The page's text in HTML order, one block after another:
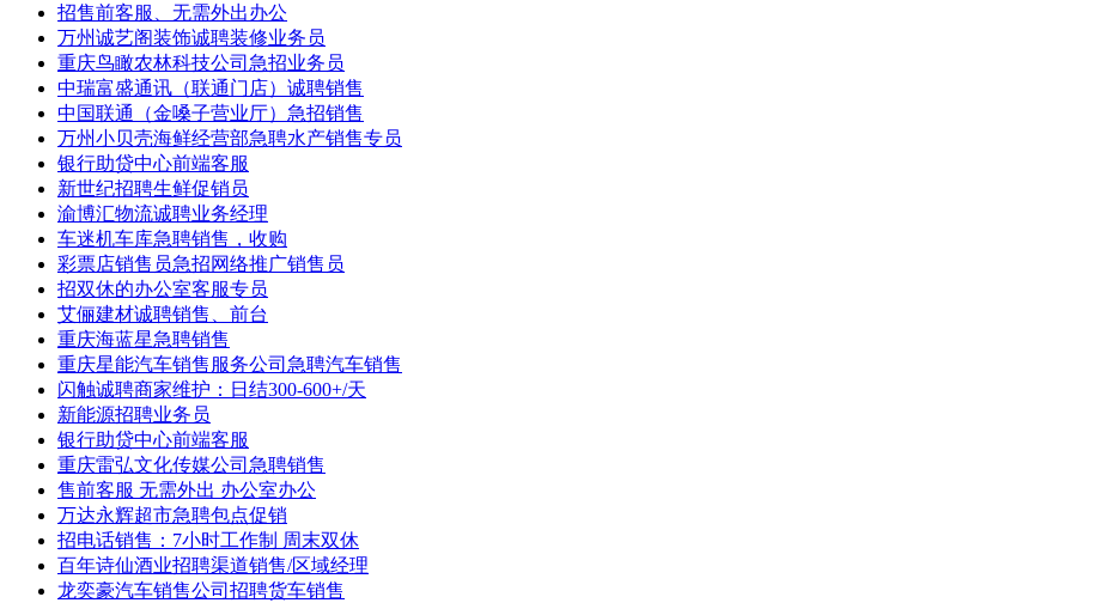
招售前客服、无需外出办公
万州诚艺阁装饰诚聘装修业务员
重庆鸟瞰农林科技公司急招业务员
中瑞富盛通讯（联通门店）诚聘销售
中国联通（金嗓子营业厅）急招销售
万州小贝壳海鲜经营部急聘水产销售专员
银行助贷中心前端客服
新世纪招聘生鲜促销员
渝博汇物流诚聘业务经理
车迷机车库急聘销售，收购
彩票店销售员急招网络推广销售员
招双休的办公室客服专员
艾俪建材诚聘销售、前台
重庆海蓝星急聘销售
重庆星能汽车销售服务公司急聘汽车销售
闪触诚聘商家维护：日结300-600+/天
新能源招聘业务员
银行助贷中心前端客服
重庆雷弘文化传媒公司急聘销售
售前客服 无需外出 办公室办公
万达永辉超市急聘包点促销
招电话销售：7小时工作制 周末双休
百年诗仙酒业招聘渠道销售/区域经理
龙奕豪汽车销售公司招聘货车销售